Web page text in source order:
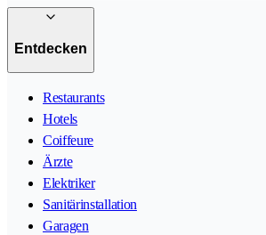
Entdecken
Restaurants
Hotels
Coiffeure
Ärzte
Elektriker
Sanitärinstallation
Garagen